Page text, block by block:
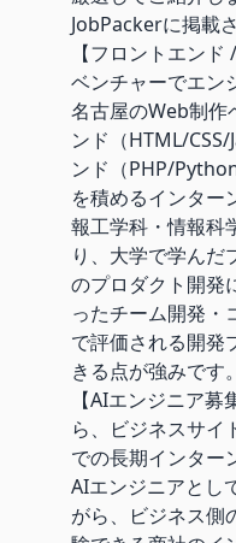
JobPackerに掲載
【フロントエン
ベンチャーでエン
名古屋のWeb制作
ンド（HTML/
ンド（PHP/
を積めるインター
報工学科・情報科
り、大学で学んだ
のプロダクト開発
ったチーム開発・
で評価される開発
きる点が強みです。
【AIエンジニア
ら、ビジネスサイ
での長期インター
AIエンジニアとし
がら、ビジネス側